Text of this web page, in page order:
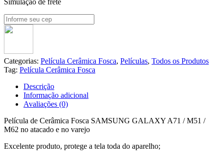
Categorias: Película Cerâmica Fosca, Películas, Todos os Produtos
Tag: Película Cerâmica Fosca
Descrição
Informação adicional
Avaliações (0)
Película de Cerâmica Fosca SAMSUNG GALAXY A71 / M51 /
M62 no atacado e no varejo
Excelente produto, protege a tela toda do aparelho;